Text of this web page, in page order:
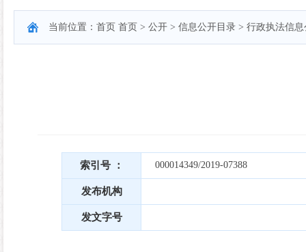
当前位置： 首页 首页 > 公开 > 信息公开目录 > 行政执法信
索引号 ： 000014349/2019-07388
发布机构
发文字号